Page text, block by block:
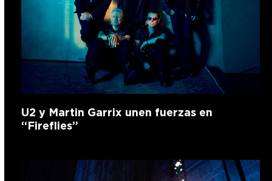
U2 y Martin Garrix unen fuerzas en
“Fireflies”